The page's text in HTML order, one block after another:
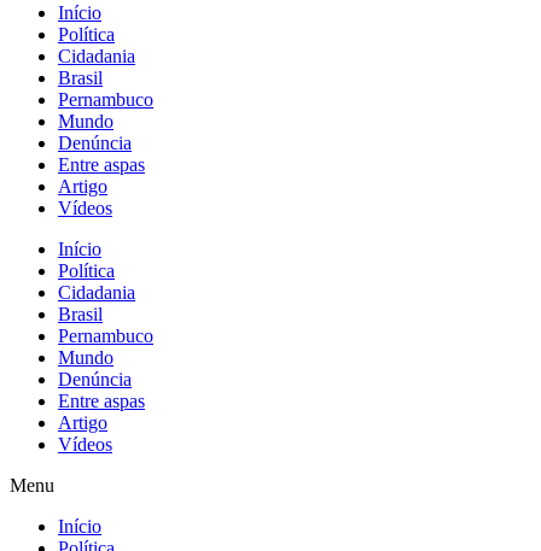
Início
Política
Cidadania
Brasil
Pernambuco
Mundo
Denúncia
Entre aspas
Artigo
Vídeos
Início
Política
Cidadania
Brasil
Pernambuco
Mundo
Denúncia
Entre aspas
Artigo
Vídeos
Menu
Início